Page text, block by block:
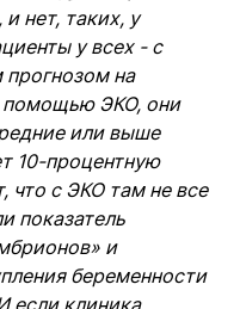
нет, таких, у
у всех - с
на
помощью ЭКО, они
или выше
10-процентную
что с ЭКО там не все
показатель
и
беременности
если клиника